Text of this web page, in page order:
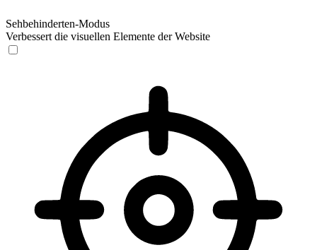
Sehbehinderten-Modus
Verbessert die visuellen Elemente der Website